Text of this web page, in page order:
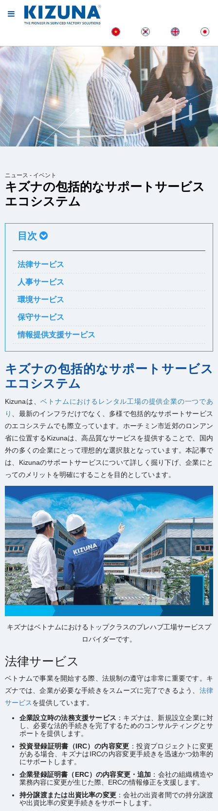
ニュース - イベント
キズナの包括的なサポートサービス
エコシステム
目次
法律サービス
人事サービス
環境サービス
保守サービス
情報提供支援サービス
キズナの包括的なサポートサービス
エコシステム
Kizunaは、ベトナムにおけるレンタル工場の提供企業の一つであ
り
、最新のインフラだけでなく、多様で包括的なサポートサービス
のエコシステムでも際立っています。ホーチミン市近郊のロンアン
省に位置するKizunaは、高品質なサービスを提供することで、国内
外の多くの企業にとって理想的な選択肢となっています。本記事で
は、Kizunaのサポートサービスについて詳しく掘り下げ、企業にと
ってのメリットを明確にすることを目的としています。
キズナはベトナムにおけるトップクラスのプレハブ工場サービスプ
ロバイダーです。
法律サービス
ベトナムで事業を開始する際、法規制の遵守は非常に重要です。キ
ズナでは、企業が必要な手続きをスムーズに完了できるよう、 法律
サービスを提供しています。
企業設立時の法務支援サービス ：キズナは、新規設立企業に対
し、必要な法的手続きを完了するためのコンサルティングとサ
ポートを提供します。
投資登録証明書（IRC）の内容変更 ：投資プロジェクトに変更
がある場合、キズナはIRCの内容変更手続きを迅速かつ効率的
にサポートします。
企業登録証明書（ERC）の内容変更・追加 ：会社の組織構造や
業務内容に変更が生じた際、ERCの情報修正を支援します。
持分譲渡または出資比率の変更 ：会社の出資者間での持分譲渡
や出資比率の変更手続きをサポートします。